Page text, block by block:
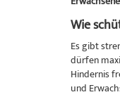
Wie
Es gibt
dürfen
Hindernis
und